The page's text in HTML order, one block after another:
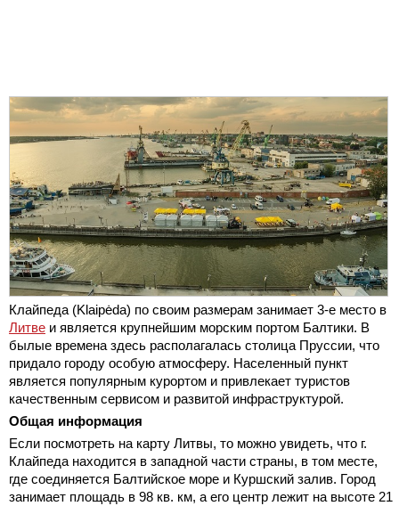
Клайпеда (Klaipėda) по своим размерам занимает 3-е место в
Литве и является крупнейшим морским портом Балтики. В
былые времена здесь располагалась столица Пруссии, что
придало городу особую атмосферу. Населенный пункт
является популярным курортом и привлекает туристов
качественным сервисом и развитой инфраструктурой.
Общая информация
Если посмотреть на карту Литвы, то можно увидеть, что г.
Клайпеда находится в западной части страны, в том месте,
где соединяется Балтийское море и Куршский залив. Город
занимает площадь в 98 кв. км, а его центр лежит на высоте 21